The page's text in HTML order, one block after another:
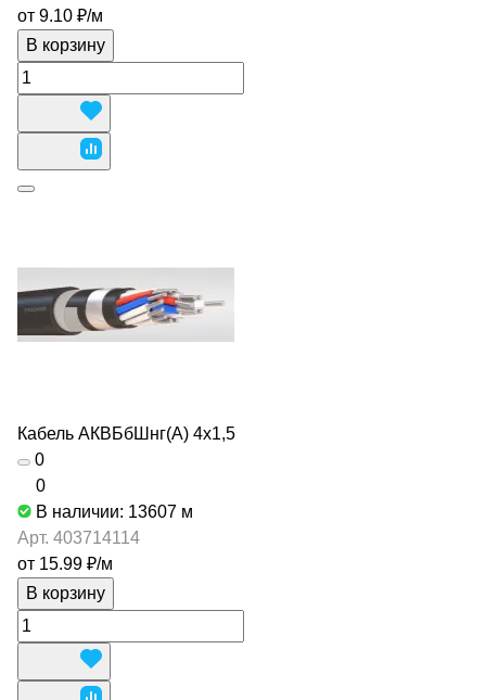
от 9.10 ₽/м
В корзину
Кабель АКВБбШнг(А) 4х1,5
0
0
В наличии: 13607 м
Арт. 403714114
от 15.99 ₽/м
В корзину